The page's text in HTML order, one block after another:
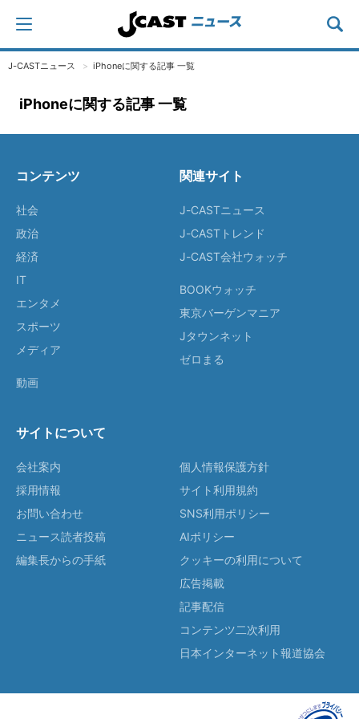
J-CASTニュース iPhoneに関する記事 一覧
iPhoneに関する記事 一覧
コンテンツ
社会
政治
経済
IT
エンタメ
スポーツ
メディア
動画
関連サイト
J-CASTニュース
J-CASTトレンド
J-CAST会社ウォッチ
BOOKウォッチ
東京バーゲンマニア
Jタウンネット
ゼロまる
サイトについて
会社案内
採用情報
お問い合わせ
ニュース読者投稿
編集長からの手紙
個人情報保護方針
サイト利用規約
SNS利用ポリシー
AIポリシー
クッキーの利用について
広告掲載
記事配信
コンテンツ二次利用
日本インターネット報道協会